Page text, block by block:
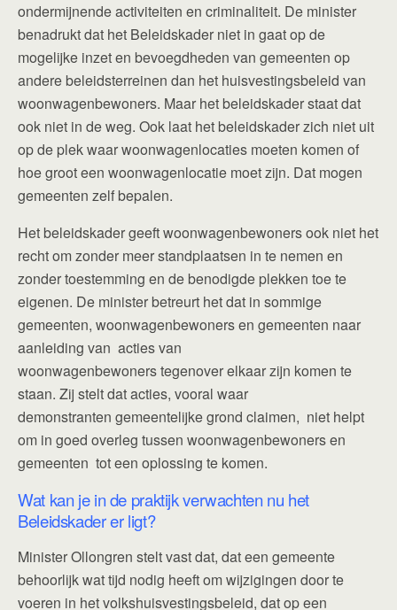
ondermijnende activiteiten en criminaliteit. De minister
benadrukt dat het Beleidskader niet in gaat op de
mogelijke inzet en bevoegdheden van gemeenten op
andere beleidsterreinen dan het huisvestingsbeleid van
woonwagenbewoners. Maar het beleidskader staat dat
ook niet in de weg. Ook laat het beleidskader zich niet uit
op de plek waar woonwagenlocaties moeten komen of
hoe groot een woonwagenlocatie moet zijn. Dat mogen
gemeenten zelf bepalen.
Het beleidskader geeft woonwagenbewoners ook niet het
recht om zonder meer standplaatsen in te nemen en
zonder toestemming en de benodigde plekken toe te
eigenen. De minister betreurt het dat in sommige
gemeenten, woonwagenbewoners en gemeenten naar
aanleiding van acties van
woonwagenbewoners tegenover elkaar zijn komen te
staan. Zij stelt dat acties, vooral waar
demonstranten gemeentelijke grond claimen, niet helpt
om in goed overleg tussen woonwagenbewoners en
gemeenten tot een oplossing te komen.
Wat kan je in de praktijk verwachten nu het
Beleidskader er ligt?
Minister Ollongren stelt vast dat, dat een gemeente
behoorlijk wat tijd nodig heeft om wijzigingen door te
voeren in het volkshuisvestingsbeleid, dat op een